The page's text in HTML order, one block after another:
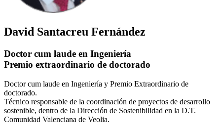
David Santacreu Fernández
Doctor cum laude en Ingeniería
Premio extraordinario de doctorado
Doctor cum laude en Ingeniería y Premio Extraordinario de
doctorado.
Técnico responsable de la coordinación de proyectos de desarrollo
sostenible, dentro de la Dirección de Sostenibilidad en la D.T.
Comunidad Valenciana de Veolia.